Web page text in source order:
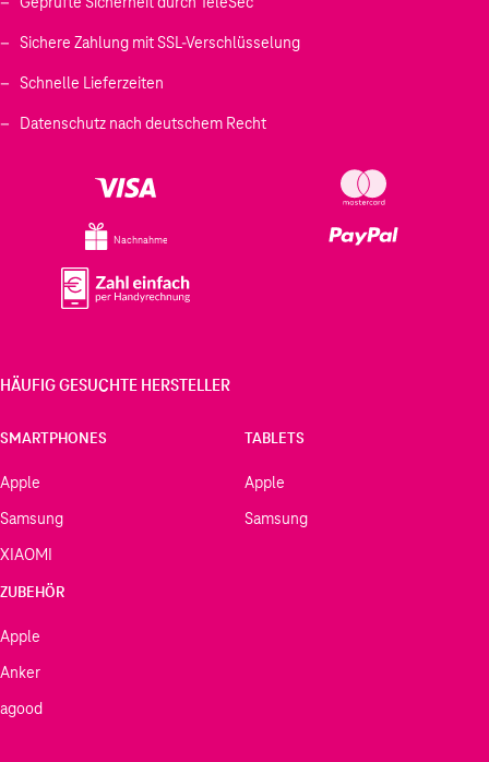
Sichere Zahlung mit SSL-Verschlüsselung
Schnelle Lieferzeiten
Datenschutz nach deutschem Recht
Nachnahme
HÄUFIG GESUCHTE HERSTELLER
SMARTPHONES
Apple
Samsung
XIAOMI
TABLETS
Apple
Samsung
ZUBEHÖR
Apple
Anker
agood